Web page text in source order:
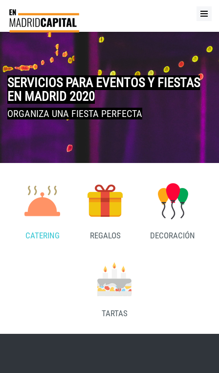
SERVICIOS PARA EVENTOS Y FIESTAS
EN MADRID 2020
ORGANIZA UNA FIESTA PERFECTA
CATERING REGALOS DECORACIÓN
TARTAS